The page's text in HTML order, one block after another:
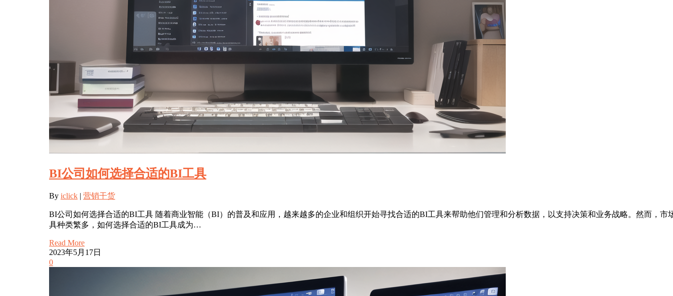
BI公司如何选择合适的BI工具
By iclick | 营销干货
BI公司如何选择合适的BI工具 随着商业智能（BI）的普及和应用，越来越多的企业和组织开始寻找合适的BI工具来帮助他们管理和分析数据，以支持决策和业务战略。然而，市
具种类繁多，如何选择合适的BI工具成为…
Read More
2023年5月17日
0